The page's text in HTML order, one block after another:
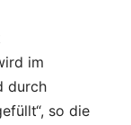
im
durch
so die